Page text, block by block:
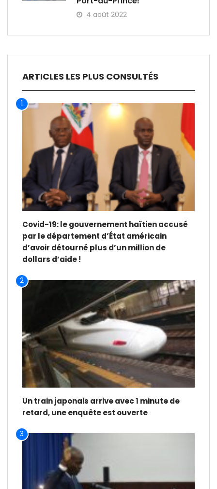
4 août 2022
ARTICLES LES PLUS CONSULTÉS
1
Covid-19: le gouvernement haïtien accusé
par le département d’État américain
d’avoir détourné plus d’un million de
dollars d’aide !
2
Un train japonais arrive avec 1 minute de
retard, une enquête est ouverte
3